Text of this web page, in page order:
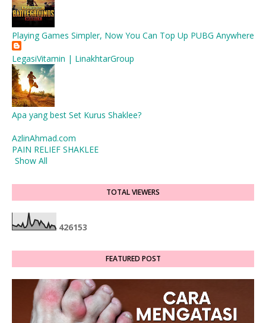
Playing Games Simpler, Now You Can Top Up PUBG Anywhere
LegasiVitamin | LinakhtarGroup
Apa yang best Set Kurus Shaklee?
AzlinAhmad.com
PAIN RELIEF SHAKLEE
Show All
TOTAL VIEWERS
426153
FEATURED POST